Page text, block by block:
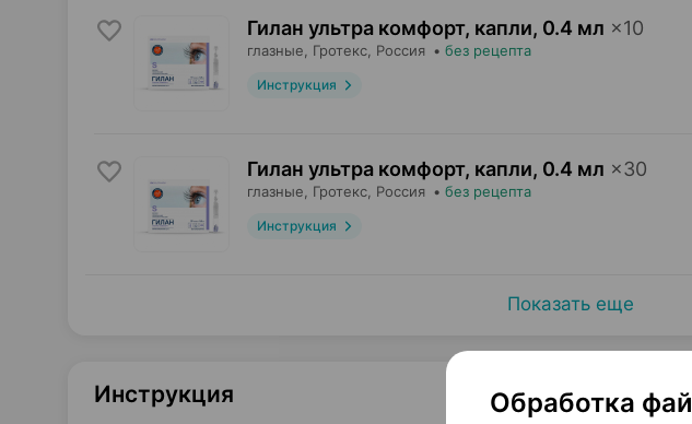
Гилан ультра комфорт, капли, 0.4 мл ×10
глазные, Гротекс , Россия • без рецепта
Инструкция
Гилан ультра комфорт, капли, 0.4 мл ×30
глазные, Гротекс , Россия • без рецепта
Инструкция
Показать еще
Инструкция Обработка